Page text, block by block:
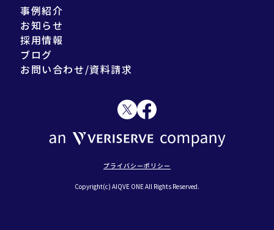
事例紹介
お知らせ
採用情報
ブログ
お問い合わせ/資料請求
プライバシーポリシー
Copyright(c) AIQVE ONE All Rights Reserved.